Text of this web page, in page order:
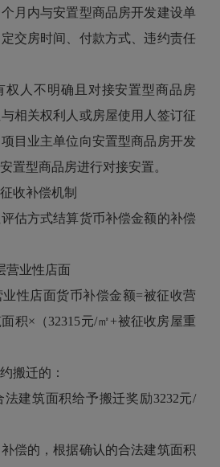
月内与安置型商品房开发建设单
交房时间、付款方式、违约责任
人不明确且对接安置型商品房
相关权利人或房屋使用人签订征
目业主单位向安置型商品房开发
置型商品房进行对接安置。
补偿机制
方式结算货币补偿金额的补偿
业性店面
店面货币补偿金额=被征收营
积×（32315元/㎡+被征收房屋重
迁的：
筑面积给予搬迁奖励3232元/
的，根据确认的合法建筑面积